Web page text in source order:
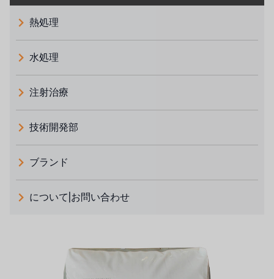
熱処理
水処理
注射治療
技術開発部
ブランド
義大利 ATLAS
デモブランド
について|お問い合わせ
お問い合わせ
リクルートリセラーフォーム